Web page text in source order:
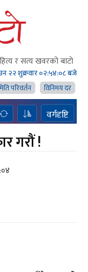
र सत्य खवरको बाटाे
२२ शुक्रवार०२:५४:०९ बजे
परिवर्तन विनिमय दर
वर्गदृष्टि
गरौं !